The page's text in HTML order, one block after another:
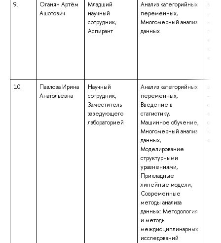
9.
Оганян Артём
Ашотович
Младший
научный
сотрудник,
Аспирант
Анализ категорийных
переменных,
Многомерный анализ
данных
–
10.
Павлова Ирина
Анатольевна
Научный
сотрудник,
Заместитель
заведующего
лабораторией
Анализ категорийных
переменных,
Введение в
статистику,
Машинное обучение,
Многомерный анализ
данных,
Моделирование
структурными
уравнениями,
Прикладные
линейные модели,
Современные
методы анализа
данных: Методология
и методы
междисциплинарных
исследований
–